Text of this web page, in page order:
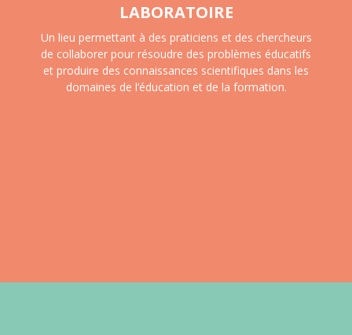
LABORATOIRE
Un lieu permettant à des praticiens et des chercheurs
de collaborer pour résoudre des problèmes éducatifs
et produire des connaissances scientifiques dans les
domaines de l’éducation et de la formation.